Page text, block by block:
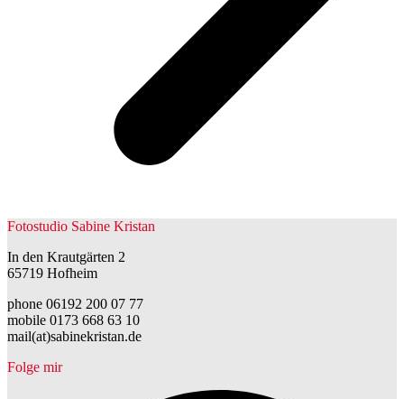
Fotostudio Sabine Kristan
In den Krautgärten 2
65719 Hofheim
phone 06192 200 07 77
mobile 0173 668 63 10
mail(at)sabinekristan.de
Folge mir